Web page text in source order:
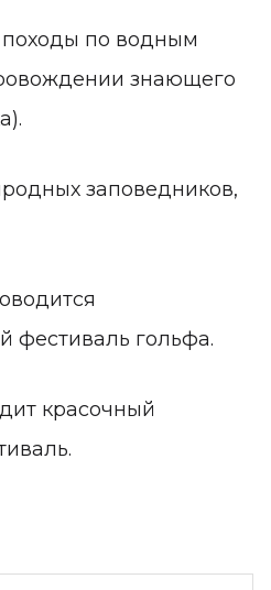
по водным
знающего
заповедников,
фестиваль гольфа.
красочный